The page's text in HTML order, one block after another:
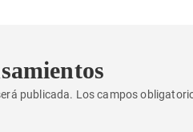
publicada. Los campos